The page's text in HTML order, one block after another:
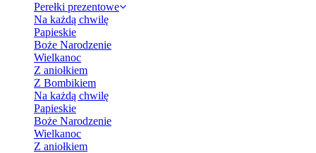
Perełki prezentowe
Na każdą chwilę
Papieskie
Boże Narodzenie
Wielkanoc
Z aniołkiem
Z Bombikiem
Na każdą chwilę
Papieskie
Boże Narodzenie
Wielkanoc
Z aniołkiem